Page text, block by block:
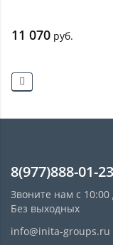
11 070 руб.
8(977)888-01-23
Звоните нам с 10:00
Без выходных
info@inita-groups.ru